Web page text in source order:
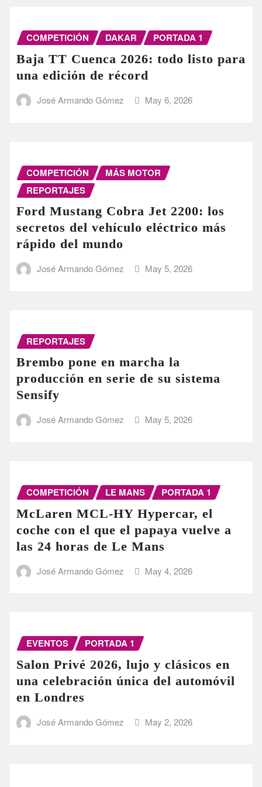
COMPETICIÓN DAKAR PORTADA 1
Baja TT Cuenca 2026: todo listo para
una edición de récord
José Armando Gómez May 6, 2026
COMPETICIÓN
MÁS MOTOR
REPORTAJES
Ford Mustang Cobra Jet 2200: los
secretos del vehículo eléctrico más
rápido del mundo
José Armando Gómez May 5, 2026
REPORTAJES
Brembo pone en marcha la
producción en serie de su sistema
Sensify
José Armando Gómez May 5, 2026
COMPETICIÓN LE MANS PORTADA 1
McLaren MCL-HY Hypercar, el
coche con el que el papaya vuelve a
las 24 horas de Le Mans
José Armando Gómez May 4, 2026
EVENTOS PORTADA 1
Salon Privé 2026, lujo y clásicos en
una celebración única del automóvil
en Londres
José Armando Gómez May 2, 2026